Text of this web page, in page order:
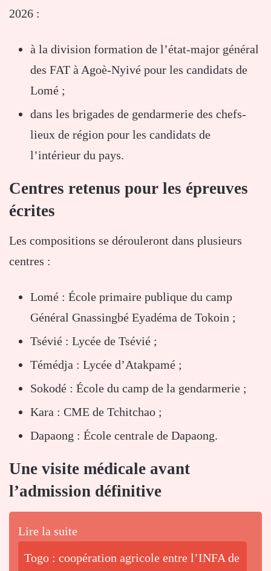
2026 :
à la division formation de l’état-major général
des FAT à Agoè-Nyivé pour les candidats de
Lomé ;
dans les brigades de gendarmerie des chefs-
lieux de région pour les candidats de
l’intérieur du pays.
Centres retenus pour les épreuves
écrites
Les compositions se dérouleront dans plusieurs
centres :
Lomé : École primaire publique du camp
Général Gnassingbé Eyadéma de Tokoin ;
Tsévié : Lycée de Tsévié ;
Témédja : Lycée d’Atakpamé ;
Sokodé : École du camp de la gendarmerie ;
Kara : CME de Tchitchao ;
Dapaong : École centrale de Dapaong.
Une visite médicale avant
l’admission définitive
Lire la suite
Togo : coopération agricole entre l’INFA de